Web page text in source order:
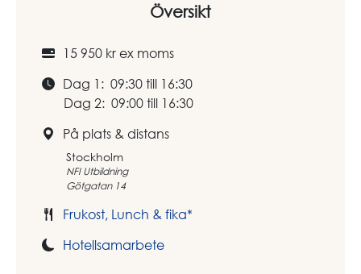
Översikt
15 950 kr ex moms
Dag 1: 09:30 till 16:30
Dag 2: 09:00 till 16:30
På plats & distans
Stockholm
NFI Utbildning
Götgatan 14
Frukost, Lunch & fika*
Hotellsamarbete